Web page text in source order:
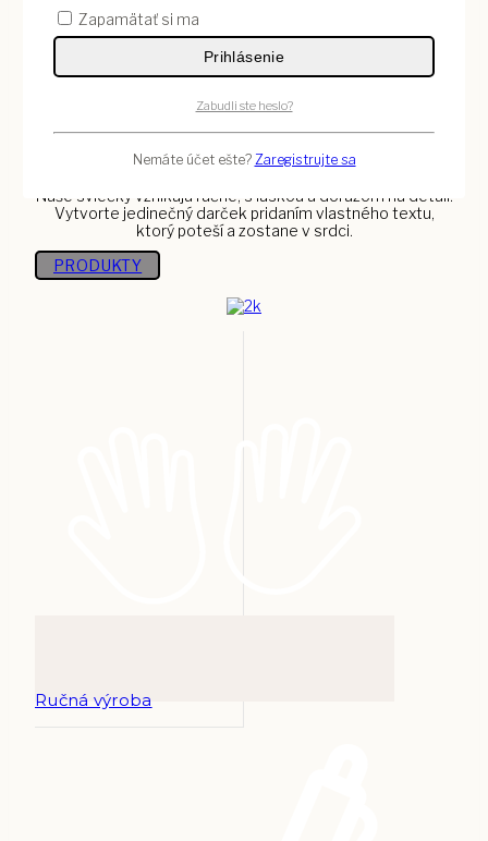
Sviečka „Náhoda nás spojila ako
17€
Pridať Do Košíka
Darujte svetlo s osobným odkazom
Naše sviečky vznikajú ručne, s láskou a dôrazom na detail.
Vytvorte jedinečný darček pridaním vlastného textu,
ktorý poteší a zostane v srdci.
PRODUKTY
Ručná výroba
Zapamätať si ma
Prihlásenie
Zabudli ste heslo?
Nemáte účet ešte? Zaregistrujte sa